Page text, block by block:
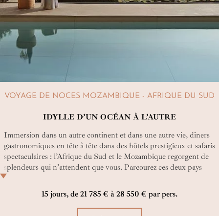
VOYAGE DE NOCES MOZAMBIQUE - AFRIQUE DU SUD
IDYLLE D’UN OCÉAN À L’AUTRE
Immersion dans un autre continent et dans une autre vie, dîners
gastronomiques en tête-à-tête dans des hôtels prestigieux et safaris
spectaculaires : l’Afrique du Sud et le Mozambique regorgent de
splendeurs qui n’attendent que vous. Parcourez ces deux pays
dans un voyage idyllique d’ouest en est, de l’océan Atlantique à
l’océan Indien.
15 jours, de 21 785 € à 28 550 € par pers.